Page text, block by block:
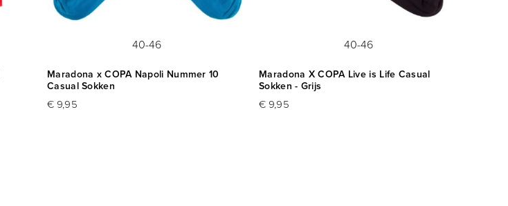
40-46
Maradona x COPA Napoli Nummer 10
Casual Sokken
€ 9,95
40-46
Maradona X COPA Live is Life Casual
Sokken - Grijs
€ 9,95